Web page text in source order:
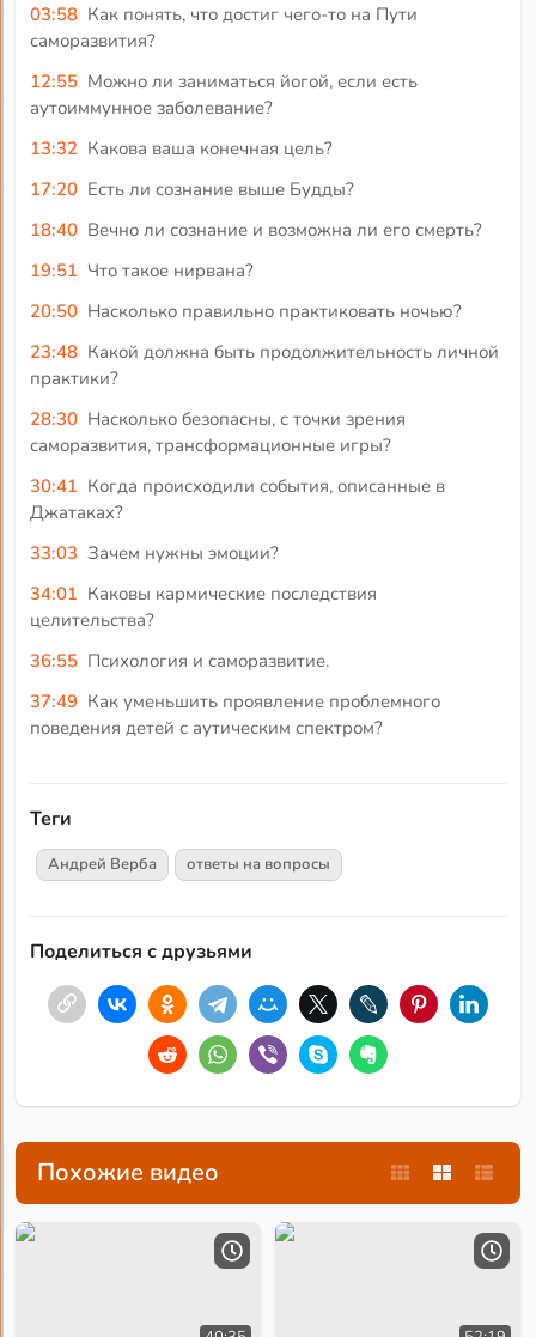
03:58 Как понять, что достиг чего-то на Пути
саморазвития?
12:55 Можно ли заниматься йогой, если есть
аутоиммунное заболевание?
13:32 Какова ваша конечная цель?
17:20 Есть ли сознание выше Будды?
18:40 Вечно ли сознание и возможна ли его смерть?
19:51 Что такое нирвана?
20:50 Насколько правильно практиковать ночью?
23:48 Какой должна быть продолжительность личной
практики?
28:30 Насколько безопасны, с точки зрения
саморазвития, трансформационные игры?
30:41 Когда происходили события, описанные в
Джатаках?
33:03 Зачем нужны эмоции?
34:01 Каковы кармические последствия
целительства?
36:55 Психология и саморазвитие.
37:49 Как уменьшить проявление проблемного
поведения детей с аутическим спектром?
Теги
Андрей Верба ответы на вопросы
Поделиться с друзьями
Похожие видео